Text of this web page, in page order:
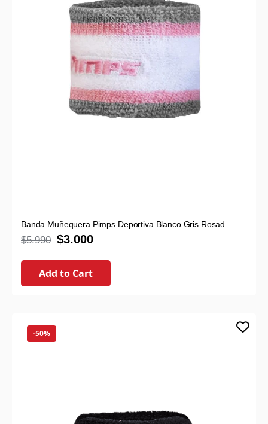
Banda Muñequera Pimps Deportiva Blanco Gris Rosad...
$5.990 $3.000
Add to Cart
-50%